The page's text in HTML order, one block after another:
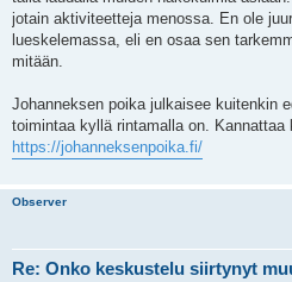
jotain aktiviteetteja menossa. En ole
lueskelemassa, eli en osaa sen
mitään.
Johanneksen poika julkaisee kuitenkin
toimintaa kyllä rintamalla on. Kannattaa
https://johanneksenpoika.fi/
Observer
Re: Onko keskustelu siirtynyt